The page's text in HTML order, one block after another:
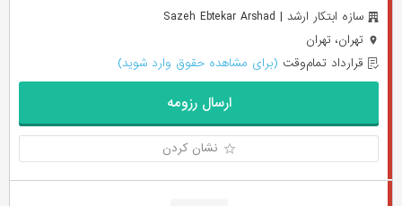
سازه ابتکار ارشد | Sazeh Ebtekar Arshad
تهران، تهران
قرارداد تمام‌وقت (برای مشاهده حقوق وارد شوید)
ارسال رزومه
نشان کردن